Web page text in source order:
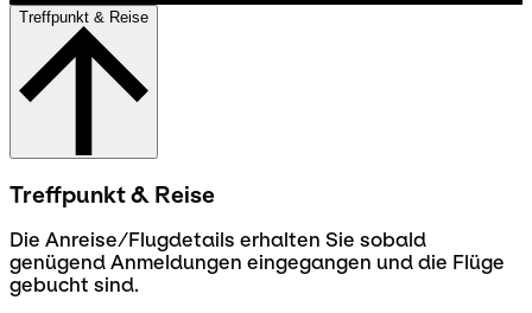
Treffpunkt & Reise
Treffpunkt & Reise
Die Anreise/Flugdetails erhalten Sie sobald
genügend Anmeldungen eingegangen und die Flüge
gebucht sind.